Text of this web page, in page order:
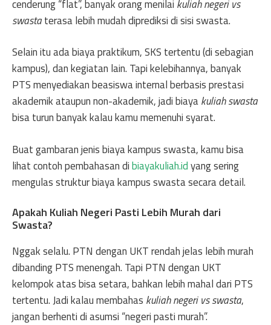
cenderung “flat”, banyak orang menilai kuliah negeri vs
swastaterasa lebih mudah diprediksi di sisi swasta.
Selain itu ada biaya praktikum, SKS tertentu (di sebagian
kampus), dan kegiatan lain. Tapi kelebihannya, banyak
PTS menyediakan beasiswa internal berbasis prestasi
akademik ataupun non-akademik, jadi biayakuliah swasta
bisa turun banyak kalau kamu memenuhi syarat.
Buat gambaran jenis biaya kampus swasta, kamu bisa
lihat contoh pembahasan dibiayakuliah.idyang sering
mengulas struktur biaya kampus swasta secara detail.
Apakah Kuliah Negeri Pasti Lebih Murah dari
Swasta?
Nggak selalu. PTN dengan UKT rendah jelas lebih murah
dibanding PTS menengah. Tapi PTN dengan UKT
kelompok atas bisa setara, bahkan lebih mahal dari PTS
tertentu. Jadi kalau membahas kuliah negeri vs swasta,
jangan berhenti di asumsi “negeri pasti murah”.